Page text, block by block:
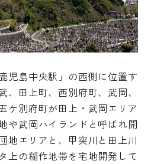
児島中央駅」の西側に位置す
、田上町、西別府町、武岡、
ケ別府町が田上・武岡エリア
や武岡ハイランドと呼ばれ開
地エリアと、甲突川と田上川
上の稲作地帯を宅地開発して